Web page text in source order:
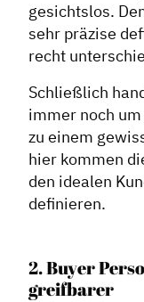
gesichtslos.
sehr präzise
recht
Schließlich
immer noch
zu einem
hier kommen
den idealen
definieren.
2. Buyer
greifbarer